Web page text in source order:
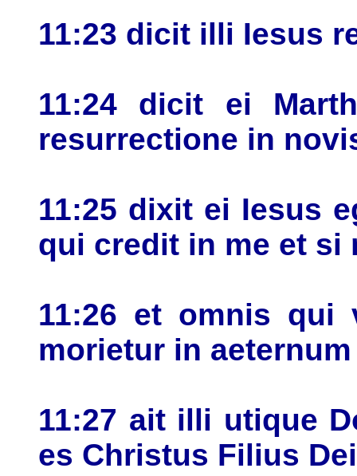
11:23 dicit illi Iesus
11:24 dicit ei
resurrectione in
11:25 dixit ei Iesus
qui credit in me et
11:26 et omnis
morietur in
11:27 ait illi utique
es Christus Filius